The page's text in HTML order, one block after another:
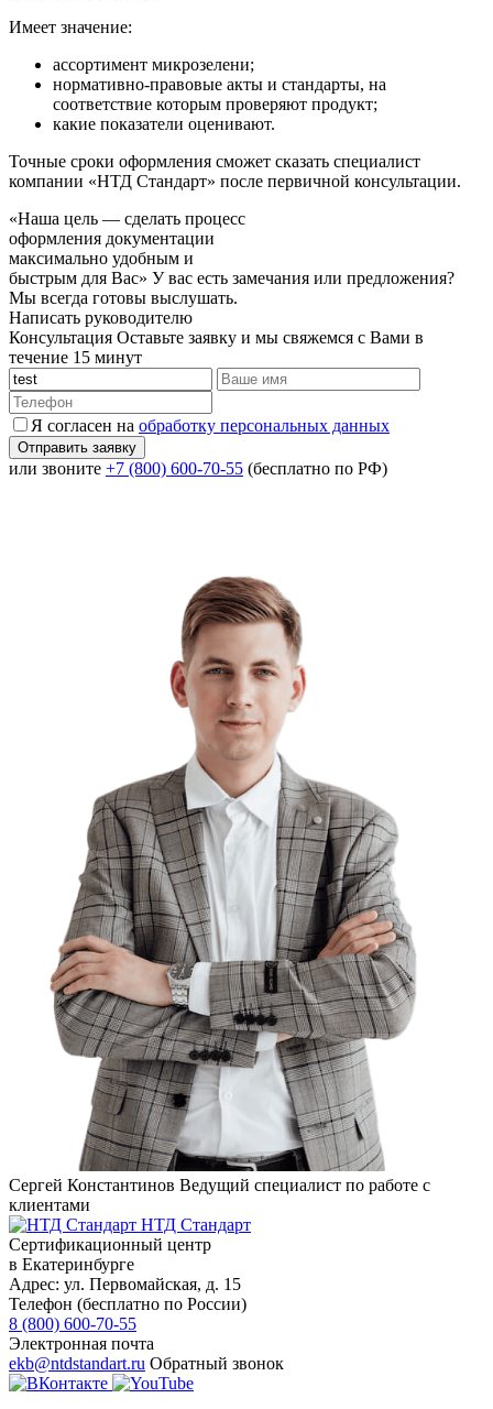
Имеет значение:
ассортимент микрозелени;
нормативно-правовые акты и стандарты, на
соответствие которым проверяют продукт;
какие показатели оценивают.
Точные сроки оформления сможет сказать специалист
компании «НТД Стандарт» после первичной консультации.
«Наша цель — сделать процесс
оформления документации
максимально удобным и
быстрым для Вас» У вас есть замечания или предложения?
Мы всегда готовы выслушать.
Написать руководителю
Консультация Оставьте заявку и мы свяжемся с Вами в
течение 15 минут
Я согласен на обработку персональных данных
или звоните +7 (800) 600-70-55 (бесплатно по РФ)
Сергей Константинов Ведущий специалист по работе с
клиентами
НТД Стандарт
Сертификационный центр
в Екатеринбурге
Адрес: ул. Первомайская, д. 15
Телефон (бесплатно по России)
8 (800) 600-70-55
Электронная почта
ekb@ntdstandart.ru Обратный звонок